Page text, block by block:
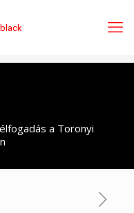
a Toronyi